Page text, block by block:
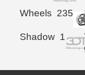
Wheels 235
Shadow 1